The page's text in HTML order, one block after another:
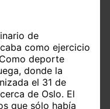
de
como ejercicio
deporte
donde la
el 31 de
de Oslo. El
que sólo había